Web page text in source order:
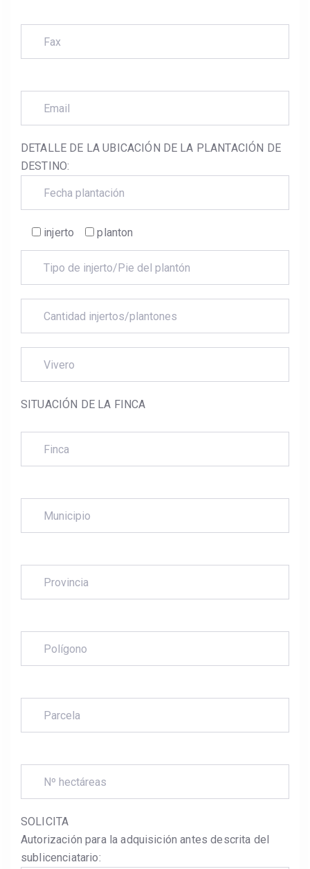
DETALLE DE LA UBICACIÓN DE LA PLANTACIÓN DE
DESTINO:
injerto planton
SITUACIÓN DE LA FINCA
SOLICITA
Autorización para la adquisición antes descrita del
sublicenciatario: